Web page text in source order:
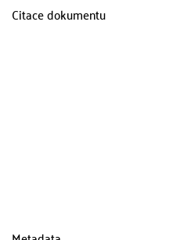
Citace dokumentu